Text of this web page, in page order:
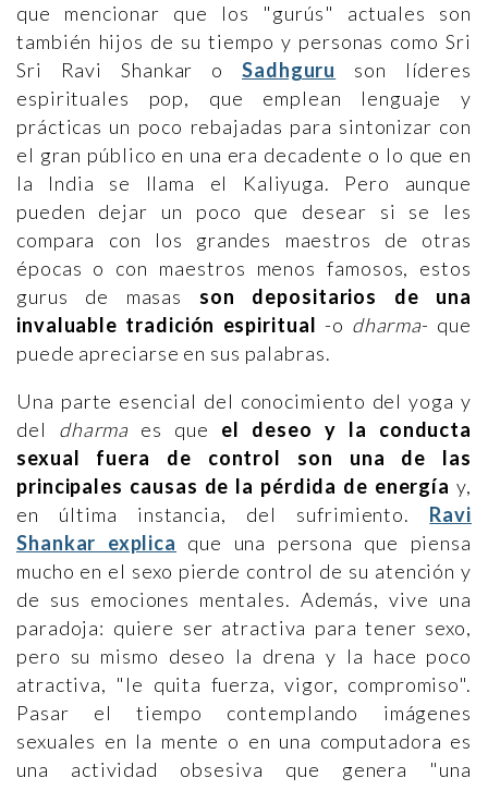
que mencionar que los "gurús" actuales son
también hijos de su tiempo y personas como Sri
Sri Ravi Shankar oSadhguru
son líderes
espirituales pop, que emplean lenguaje y
prácticas un poco rebajadas para sintonizar con
el gran público en una era decadente o lo que en
la India se llama el Kaliyuga. Pero aunque
pueden dejar un poco que desear si se les
compara con los grandes maestros de otras
épocas o con maestros menos famosos, estos
gurus de masas son depositarios de una
invaluable tradición espiritual -o dharma- que
puede apreciarse en sus palabras.
Una parte esencial del conocimiento del yoga y
del dharma es que el deseo y la conducta
sexual fuera de control son una de las
principales causas de la pérdida de energía y,
en última instancia, del sufrimiento. Ravi
Shankar explica que una persona que piensa
mucho en el sexo pierde control de su atención y
de sus emociones mentales. Además, vive una
paradoja: quiere ser atractiva para tener sexo,
pero su mismo deseo la drena y la hace poco
atractiva, "le quita fuerza, vigor, compromiso".
Pasar el tiempo contemplando imágenes
sexuales en la mente o en una computadora es
una actividad obsesiva que genera "una